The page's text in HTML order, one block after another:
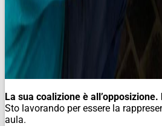
La sua coalizione è
Sto lavorando per essere la
aula.